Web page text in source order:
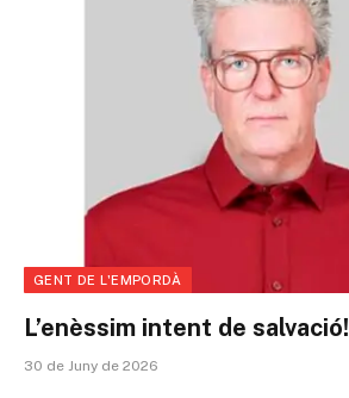
GENT DE L'EMPORDÀ
L’enèssim intent de salvació!
30 de Juny de 2026